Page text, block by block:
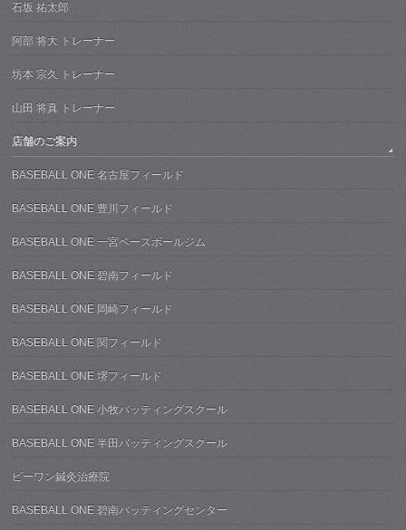
石坂 祐太郎
阿部 将大 トレーナー
坊本 宗久 トレーナー
山田 将真 トレーナー
店舗のご案内
BASEBALL ONE 名古屋フィールド
BASEBALL ONE 豊川フィールド
BASEBALL ONE 一宮ベースボールジム
BASEBALL ONE 碧南フィールド
BASEBALL ONE 岡崎フィールド
BASEBALL ONE 関フィールド
BASEBALL ONE 堺フィールド
BASEBALL ONE 小牧バッティングスクール
BASEBALL ONE 半田バッティングスクール
ビーワン鍼灸治療院
BASEBALL ONE 碧南バッティングセンター